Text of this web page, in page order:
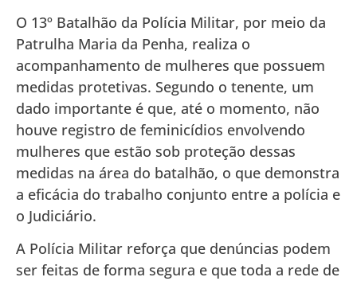
O 13º Batalhão da Polícia Militar, por meio da
Patrulha Maria da Penha, realiza o
acompanhamento de mulheres que possuem
medidas protetivas. Segundo o tenente, um
dado importante é que, até o momento, não
houve registro de feminicídios envolvendo
mulheres que estão sob proteção dessas
medidas na área do batalhão, o que demonstra
a eficácia do trabalho conjunto entre a polícia e
o Judiciário.
A Polícia Militar reforça que denúncias podem
ser feitas de forma segura e que toda a rede de